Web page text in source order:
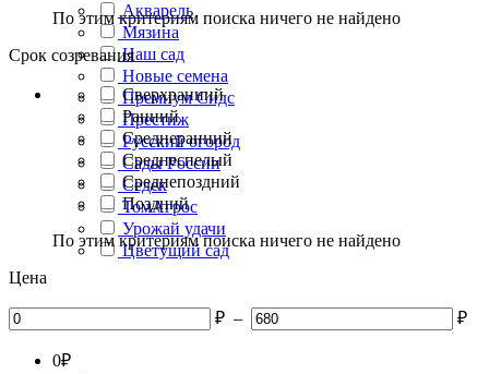
Акварель
Мязина
Наш сад
Новые семена
Премиум Сидс
Престиж
Русский огород
Сады России
Седек
ТомАгрос
Урожай удачи
Цветущий сад
По этим критериям поиска ничего не найдено
Срок созревания
Сверхранний
Ранний
Среднеранний
Среднеспелый
Среднепоздний
Поздний
По этим критериям поиска ничего не найдено
Цена
₽ – ₽
0₽